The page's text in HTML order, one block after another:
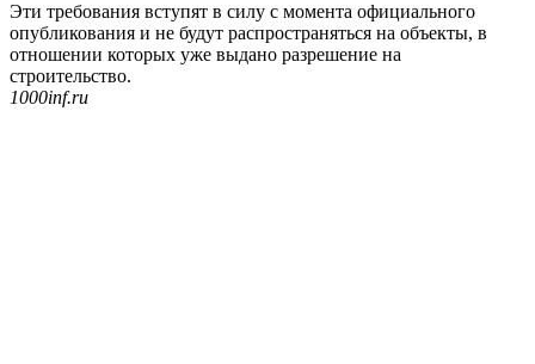
Эти требования вступят в силу с момента официального
опубликования и не будут распространяться на объекты, в
отношении которых уже выдано разрешение на
строительство.
1000inf.ru